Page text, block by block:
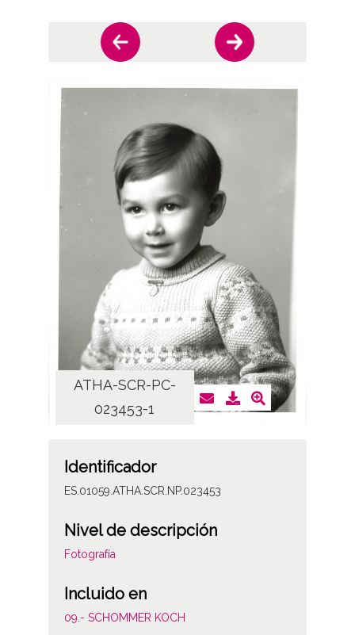
ATHA-SCR-PC-
023453-1
Identificador
ES.01059.ATHA.SCR.NP.023453
Nivel de descripción
Fotografía
Incluido en
09.- SCHOMMER KOCH